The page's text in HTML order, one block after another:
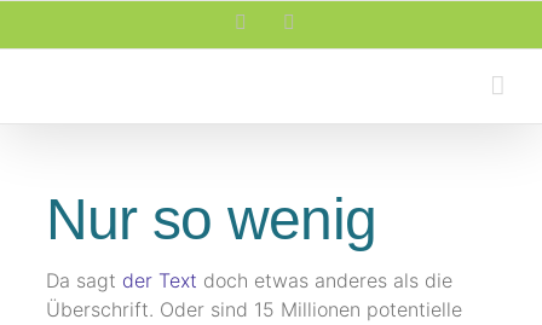
Inhalt
Facebook
Nur so wenig
Da sagt der Text doch etwas anderes als die
Überschrift. Oder sind 15 Millionen potentielle